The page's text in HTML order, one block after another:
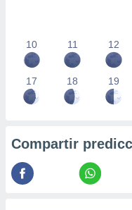
10 11 12
17 18 19
Compartir